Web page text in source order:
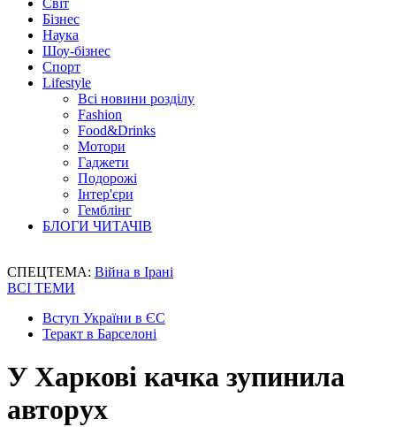
Світ
Бізнес
Наука
Шоу-бізнес
Спорт
Lifestyle
Всі новини розділу
Fashion
Food&Drinks
Мотори
Гаджети
Подорожі
Інтер'єри
Гемблінг
БЛОГИ ЧИТАЧІВ
СПЕЦТЕМА: Війна в Ірані
ВСІ ТЕМИ
Вступ України в ЄС
Теракт в Барселоні
У Харкові качка зупинила
авторух